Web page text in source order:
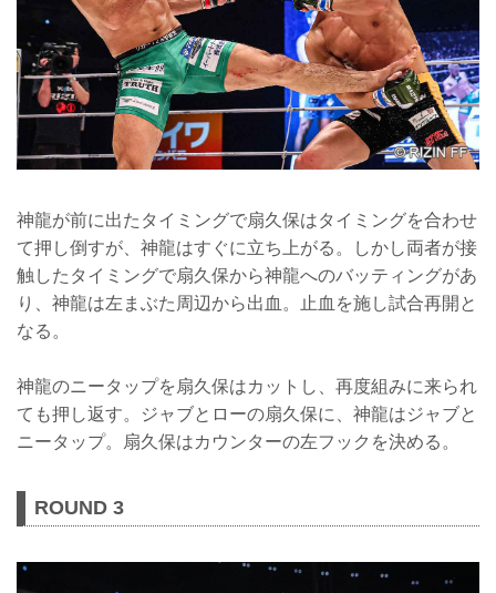
神龍が前に出たタイミングで扇久保はタイミングを合わせ
て押し倒すが、神龍はすぐに立ち上がる。しかし両者が接
触したタイミングで扇久保から神龍へのバッティングがあ
り、神龍は左まぶた周辺から出血。止血を施し試合再開と
なる。
神龍のニータップを扇久保はカットし、再度組みに来られ
ても押し返す。ジャブとローの扇久保に、神龍はジャブと
ニータップ。扇久保はカウンターの左フックを決める。
ROUND 3